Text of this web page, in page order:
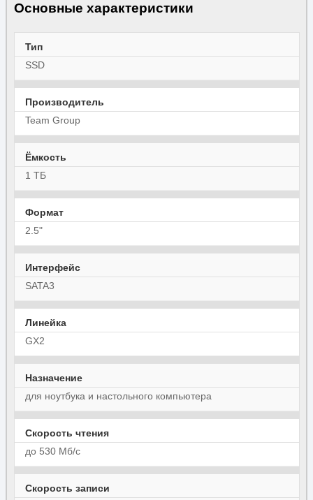
Основные характеристики
Тип
SSD
Производитель
Team Group
Ёмкость
1 ТБ
Формат
2.5"
Интерфейс
SATA3
Линейка
GX2
Назначение
для ноутбука и настольного компьютера
Скорость чтения
до 530 Мб/с
Скорость записи